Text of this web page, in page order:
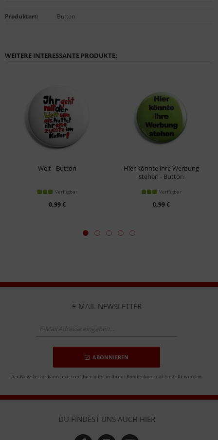
Produktart: Button
WEITERE INTERESSANTE PRODUKTE:
Welt - Button
Verfügbar
0,99 €
Hier könnte ihre Werbung
stehen - Button
Verfügbar
0,99 €
E-MAIL NEWSLETTER
ABONNIEREN
Der Newsletter kann jederzeit hier oder in Ihrem Kundenkonto abbestellt werden.
DU FINDEST UNS AUCH HIER